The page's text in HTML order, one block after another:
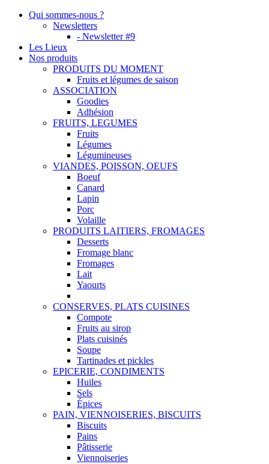
Qui sommes-nous ?
Newsletters
- Newsletter #9
Les Lieux
Nos produits
PRODUITS DU MOMENT
Fruits et légumes de saison
ASSOCIATION
Goodies
Adhésion
FRUITS, LEGUMES
Fruits
Légumes
Légumineuses
VIANDES, POISSON, OEUFS
Boeuf
Canard
Lapin
Porc
Volaille
PRODUITS LAITIERS, FROMAGES
Desserts
Fromage blanc
Fromages
Lait
Yaourts
CONSERVES, PLATS CUISINES
Compote
Fruits au sirop
Plats cuisinés
Soupe
Tartinades et pickles
EPICERIE, CONDIMENTS
Huiles
Sels
Épices
PAIN, VIENNOISERIES, BISCUITS
Biscuits
Pains
Pâtisserie
Viennoiseries